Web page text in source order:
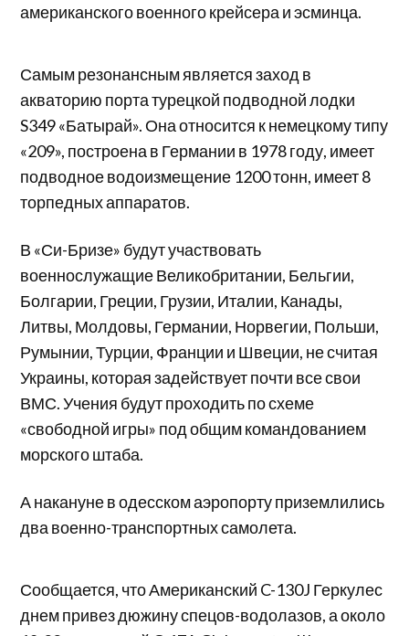
американского военного крейсера и эсминца.
Самым резонансным является заход в
акваторию порта турецкой подводной лодки
S349 «Батырай». Она относится к немецкому типу
«209», построена в Германии в 1978 году, имеет
подводное водоизмещение 1200 тонн, имеет 8
торпедных аппаратов.
В «Си-Бризе» будут участвовать
военнослужащие Великобритании, Бельгии,
Болгарии, Греции, Грузии, Италии, Канады,
Литвы, Молдовы, Германии, Норвегии, Польши,
Румынии, Турции, Франции и Швеции, не считая
Украины, которая задействует почти все свои
ВМС. Учения будут проходить по схеме
«свободной игры» под общим командованием
морского штаба.
А накануне в одесском аэропорту приземлились
два военно-транспортных самолета.
Сообщается, что Американский C-130J Геркулес
днем привез дюжину спецов-водолазов, а около